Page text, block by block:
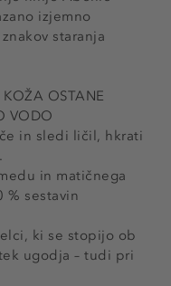
izjemno
staranja
OSTANE
VODO
in sledi ličil, hkrati
in matičnega
% sestavin
ki se stopijo ob
ugodja – tudi pri